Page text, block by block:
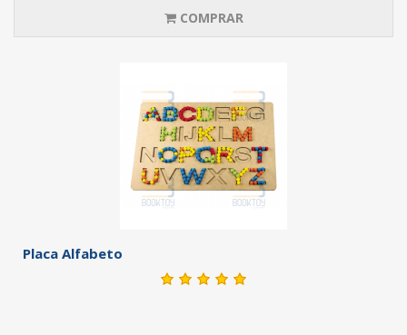
COMPRAR
Placa Alfabeto